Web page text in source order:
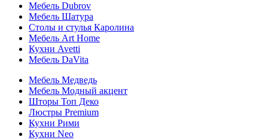
Мебель Dubrov
Мебель Шатура
Столы и стулья Каролина
Мебель Art Home
Кухни Avetti
Мебель DaVita
Мебель Медведь
Мебель Модный акцент
Шторы Топ Деко
Люстры Premium
Кухни Рими
Кухни Neo